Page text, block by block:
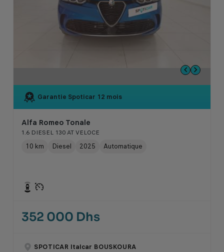
Garantie Spoticar 12 mois
Alfa Romeo Tonale
1.6 DIESEL 130 AT VELOCE
10 km Diesel 2025 Automatique
352 000 Dhs
SPOTICAR Italcar BOUSKOURA